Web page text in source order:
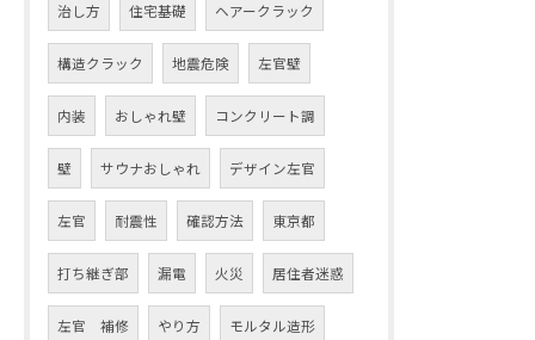
治し方 住宅基礎 ヘアークラック
構造クラック 地震危険 左官壁
内装 おしゃれ壁 コンクリート調
壁 サウナおしゃれ デザイン左官
左官 耐震性 確認方法 東京都
打ち継ぎ部 漏電 火災 居住者迷惑
左官 補修 やり方 モルタル造形